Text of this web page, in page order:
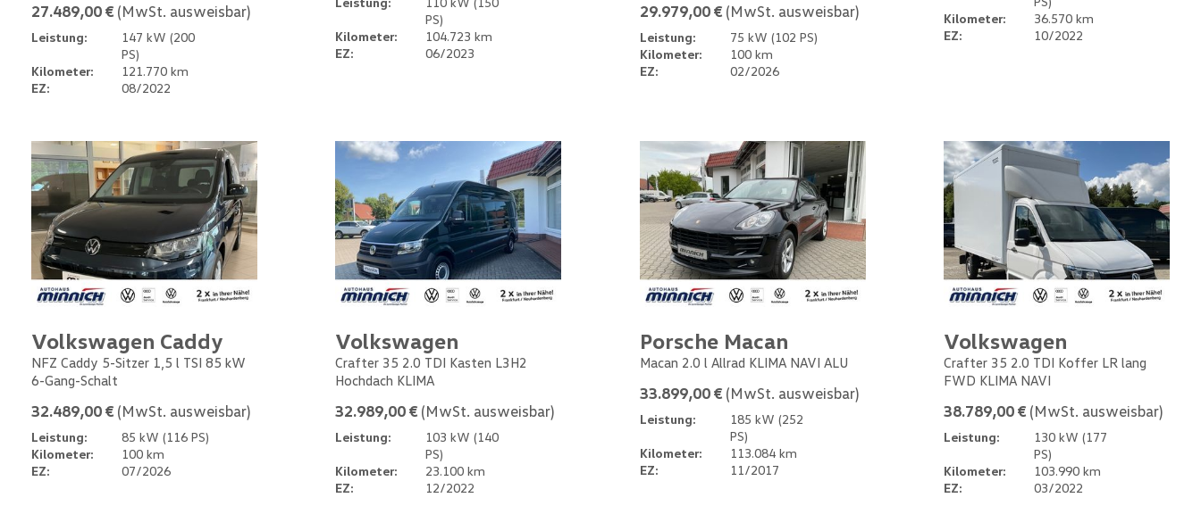
27.489,00 € (MwSt. ausweisbar)
Leistung:
147 kW (200
PS)
Kilometer:
121.770 km
EZ:
08/2022
PS)
Kilometer:
104.723 km
EZ:
06/2023
29.979,00 € (MwSt. ausweisbar)
Leistung:
75 kW (102 PS)
Kilometer:
100 km
EZ:
02/2026
Kilometer:
36.570 km
EZ:
10/2022
Volkswagen Caddy
NFZ Caddy 5-Sitzer 1,5 l TSI 85 kW
6-Gang-Schalt
32.489,00 € (MwSt. ausweisbar)
Leistung:
85 kW (116 PS)
Kilometer:
100 km
EZ:
07/2026
Volkswagen
Crafter 35 2.0 TDI Kasten L3H2
Hochdach KLIMA
32.989,00 € (MwSt. ausweisbar)
Leistung:
103 kW (140
PS)
Kilometer:
23.100 km
EZ:
12/2022
Porsche Macan
Macan 2.0 l Allrad KLIMA NAVI ALU
33.899,00 € (MwSt. ausweisbar)
Leistung:
185 kW (252
PS)
Kilometer:
113.084 km
EZ:
11/2017
Volkswagen
Crafter 35 2.0 TDI Koffer LR lang
FWD KLIMA NAVI
38.789,00 € (MwSt. ausweisbar)
Leistung:
130 kW (177
PS)
Kilometer:
103.990 km
EZ:
03/2022